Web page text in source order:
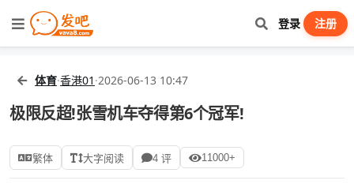
登录 注册
体育·香港01 ·2026-06-13 10:47
极限反超!张雪机车夺得第6个冠军!
繁体 大字阅读 4 评 11000+